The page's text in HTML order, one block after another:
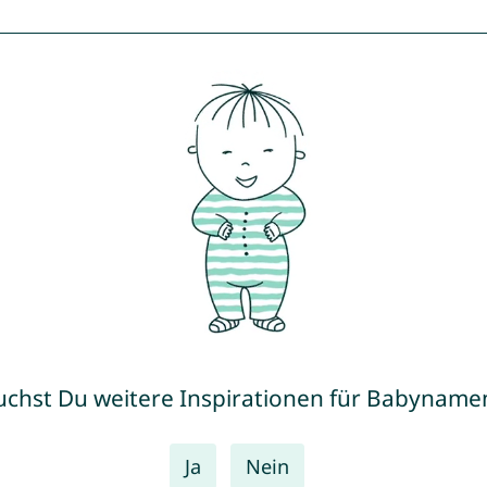
Du weitere Inspirationen für
Ja Nein